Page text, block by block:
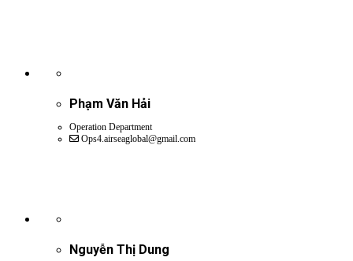
Phạm Văn Hải
Operation Department
Ops4.airseaglobal@gmail.com
Nguyễn Thị Dung